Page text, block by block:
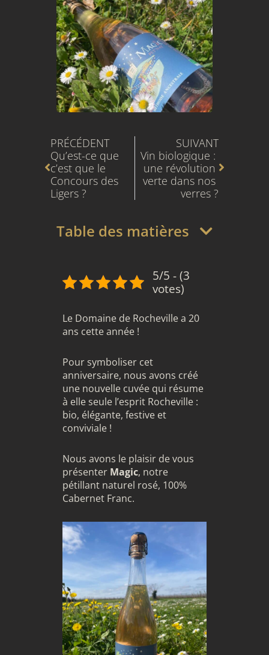
PRÉCÉDENT
Qu’est-ce que
c’est que le
Concours des
Ligers ?
SUIVANT
Vin biologique :
une révolution
verte dans nos
verres ?
Table des matières
5/5 - (3
votes)
Le Domaine de Rocheville a 20
ans cette année !
Pour symboliser cet
anniversaire, nous avons créé
une nouvelle cuvée qui résume
à elle seule l’esprit Rocheville :
bio, élégante, festive et
conviviale !
Nous avons le plaisir de vous
présenter Magic, notre
pétillant naturel rosé, 100%
Cabernet Franc.